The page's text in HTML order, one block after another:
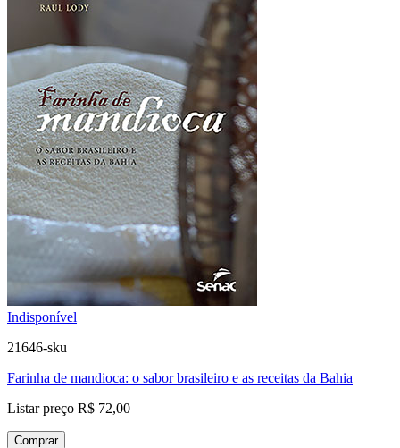
Indisponível
21646-sku
Farinha de mandioca: o sabor brasileiro e as receitas da Bahia
Listar preço R$ 72,00
Comprar